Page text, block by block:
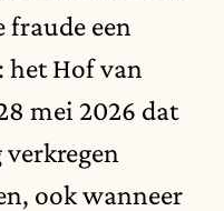
een
het Hof van
mei 2026 dat
, ook wanneer